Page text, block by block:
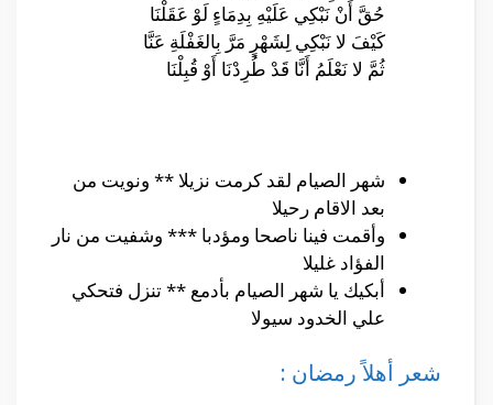
حُقَّ أَنْ نَبْكِي عَلَيْهِ بِدِمَاءٍ لَوْ عَقَلْنَا
كَيْفَ لا نَبْكِي لِشَهْرٍ مَرَّ بِالغَفْلَةِ عَنَّا
ثُمَّ لا نَعْلَمُ أَنَّا قَدْ طُرِدْنَا أَوْ قُبِلْنَا
شهر الصيام لقد كرمت نزيلا ** ونويت من
بعد الاقام رحيلا
وأقمت فينا ناصحا ومؤدبا *** وشفيت من نار
الفؤاد غليلا
أبكيك يا شهر الصيام بأدمع ** تنزل فتحكي
علي الخدود سيولا
شعر أهلاً رمضان :